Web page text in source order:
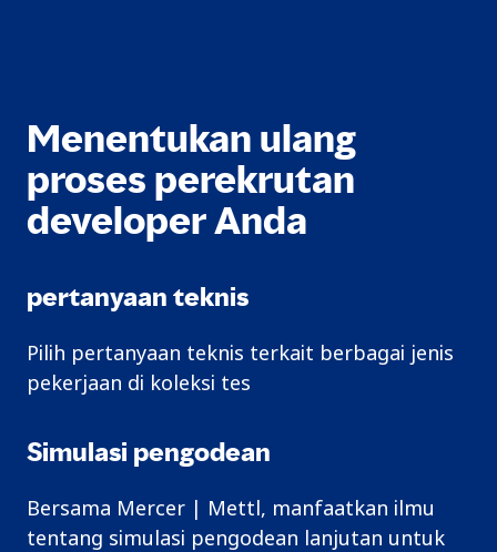
Menentukan ulang
proses perekrutan
developer Anda
pertanyaan teknis
Pilih pertanyaan teknis terkait berbagai jenis
pekerjaan di koleksi tes
Simulasi pengodean
Bersama Mercer | Mettl, manfaatkan ilmu
tentang simulasi pengodean lanjutan untuk